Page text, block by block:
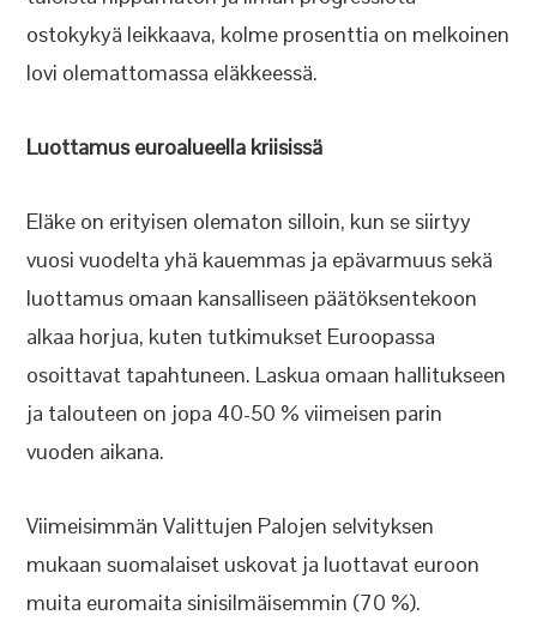
ostokykyä leikkaava, kolme prosenttia on melkoinen
lovi olemattomassa eläkkeessä.
Luottamus euroalueella kriisissä
Eläke on erityisen olematon silloin, kun se siirtyy
vuosi vuodelta yhä kauemmas ja epävarmuus sekä
luottamus omaan kansalliseen päätöksentekoon
alkaa horjua, kuten tutkimukset Euroopassa
osoittavat tapahtuneen. Laskua omaan hallitukseen
ja talouteen on jopa 40-50 % viimeisen parin
vuoden aikana.
Viimeisimmän Valittujen Palojen selvityksen
mukaan suomalaiset uskovat ja luottavat euroon
muita euromaita sinisilmäisemmin (70 %).